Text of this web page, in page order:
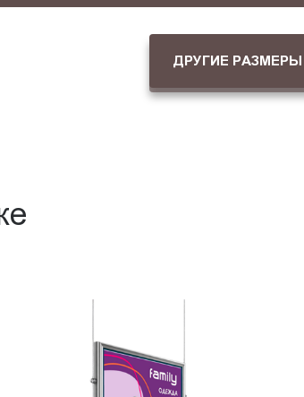
ДРУГИЕ РАЗМЕРЫ